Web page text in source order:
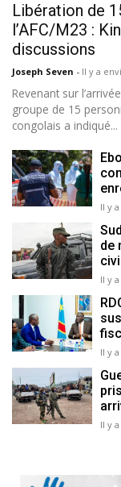
Libération de
l’AFC/M23 :
discussions
Joseph Seven - Il y a
Revenant sur
groupe de 15
congolais a indiqué...
Il y
de
Il y
Il y
Il y